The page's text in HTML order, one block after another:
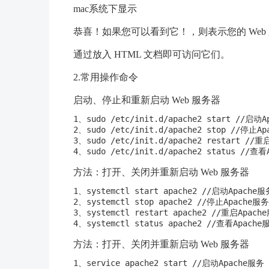
mac系统下显示
恭喜！如果您可以看到它！，则表示您的
通过放入 HTML 文档即可访问它们。
2.常用操作命令
启动、停止和重新启动 Web 服务器
1、sudo /etc/init.d/apache2 start //启动
2、sudo /etc/init.d/apache2 stop //停止
3、sudo /etc/init.d/apache2 restart //重启
方法：打开、关闭并重新启动 Web 服务器
1、systemctl start apache2 //启动Apache服
2、systemctl stop apache2 //停止Apache服务
3、systemctl restart apache2 //重启Apache
方法：打开、关闭并重新启动 Web 服务器
1、service apache2 start //启动Apache服务